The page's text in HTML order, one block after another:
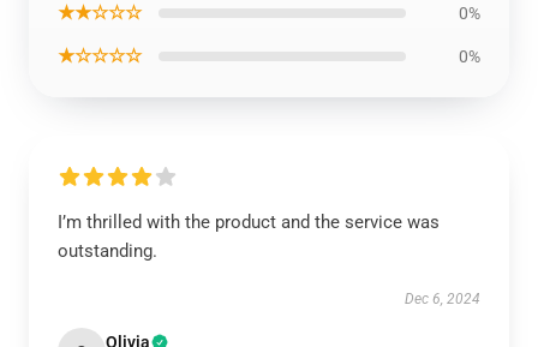
★★☆☆☆ 0%
★☆☆☆☆ 0%
I’m thrilled with the product and the service was
outstanding.
Dec 6, 2024
Olivia